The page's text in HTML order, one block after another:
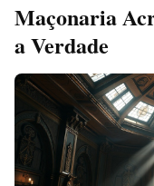
Maçonaria
a Verdade